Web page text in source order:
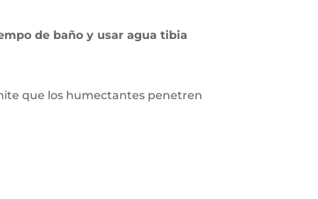
de baño y usar agua tibia
que los humectantes penetren